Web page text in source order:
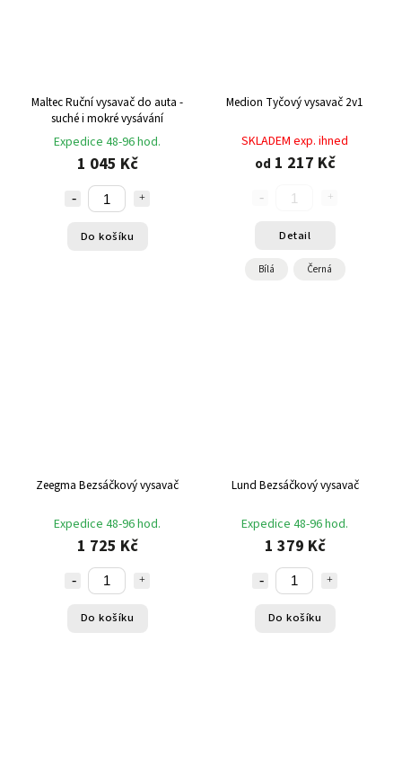
Maltec Ruční vysavač do auta -
suché i mokré vysávání
Expedice 48-96 hod.
1 045 Kč
Do košíku
Medion Tyčový vysavač 2v1
SKLADEM exp. ihned
od 1 217 Kč
Detail
Bílá Černá
Zeegma Bezsáčkový vysavač
Expedice 48-96 hod.
1 725 Kč
Do košíku
Lund Bezsáčkový vysavač
Expedice 48-96 hod.
1 379 Kč
Do košíku